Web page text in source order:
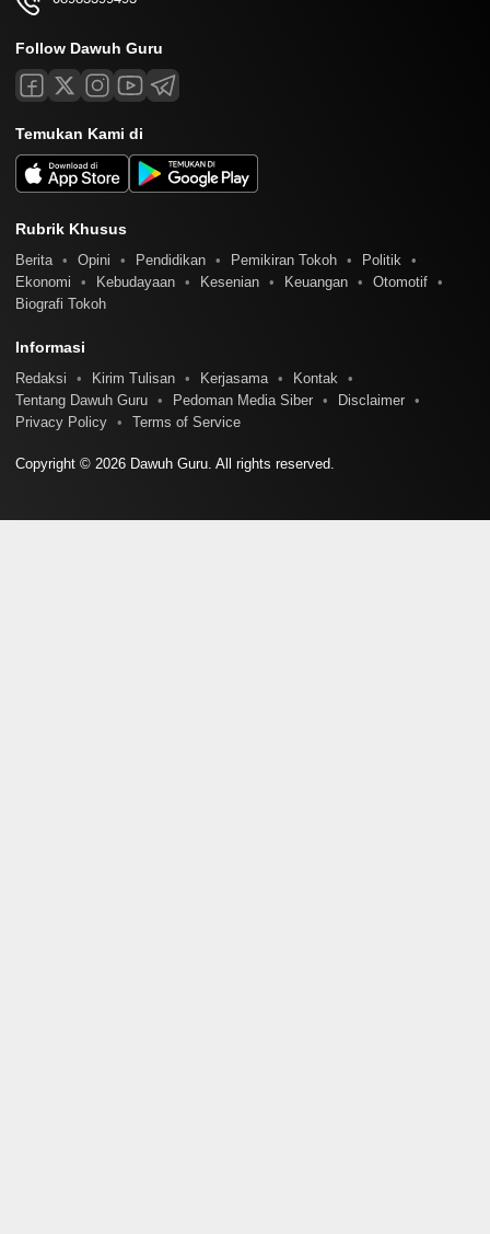
Follow Dawuh Guru
Temukan Kami di
Rubrik Khusus
Berita Opini Pendidikan Pemikiran Tokoh
Politik
Ekonomi
Kebudayaan Kesenian Keuangan
Otomotif
Biografi Tokoh
Informasi
Redaksi Kirim Tulisan Kerjasama
Kontak
Tentang Dawuh Guru
Pedoman Media Siber
Disclaimer
Privacy Policy
Terms of Service
Copyright © 2026 Dawuh Guru. All rights reserved.